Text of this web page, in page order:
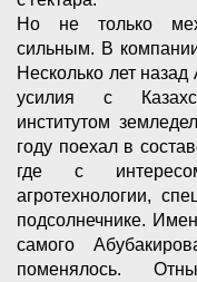
Но не только
сильным. В
Несколько лет
усилия с
институтом
году поехал в
где с
агротехнологии,
подсолнечнике.
самого
поменялось.